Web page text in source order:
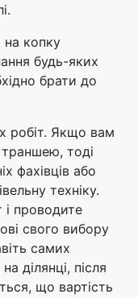
на копку
будь-яких
брати до
робіт. Якщо вам
тоді
фахівців або
техніку.
і проводите
свого вибору
самих
ділянці, після
що вартість